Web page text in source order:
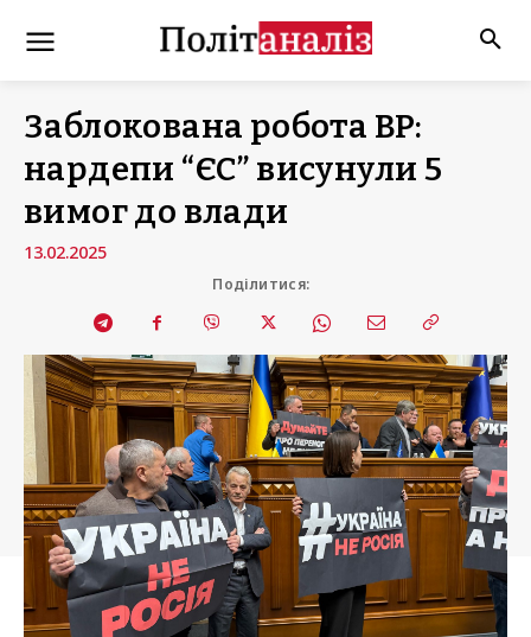
Заблокована робота ВР:
нардепи “ЄС” висунули 5
вимог до влади
13.02.2025
Поділитися: